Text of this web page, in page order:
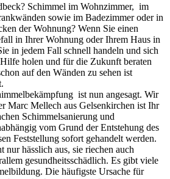
Schimmel im Wohnzimmer, im
sowie im Badezimmer oder in
der Wohnung? Wenn Sie einen
in Ihrer Wohnung oder Ihrem Haus in
in jedem Fall schnell handeln und sich
holen und für die Zukunft beraten
auf den Wänden zu sehen ist
ist nun angesagt. Wir
Marc Mellech aus Gelsenkirchen ist Ihr
Schimmelsanierung und
vom Grund der Entstehung des
Feststellung sofort gehandelt werden.
nur hässlich aus, sie riechen auch
gesundheitsschädlich. Es gibt viele
Die häufigste Ursache für